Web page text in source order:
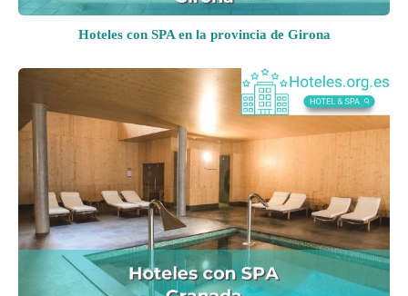
Hoteles con SPA en la provincia de Girona